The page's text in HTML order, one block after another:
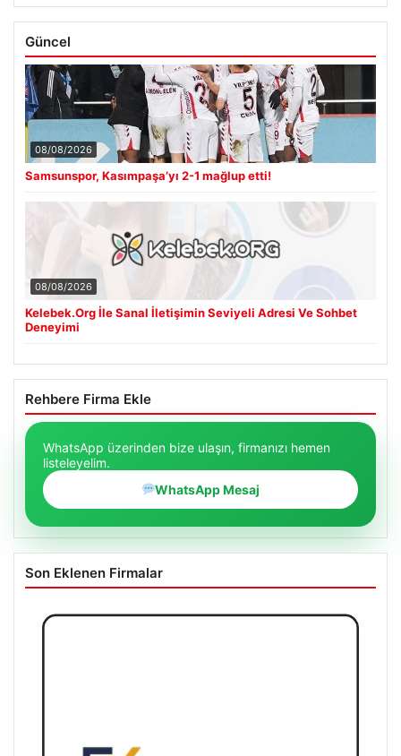
Güncel
08/08/2026
Samsunspor, Kasımpaşa’yı 2-1 mağlup etti!
08/08/2026
Kelebek.Org İle Sanal İletişimin Seviyeli Adresi Ve Sohbet
Deneyimi
Rehbere Firma Ekle
WhatsApp üzerinden bize ulaşın, firmanızı hemen
listeleyelim.
WhatsApp Mesaj
Son Eklenen Firmalar